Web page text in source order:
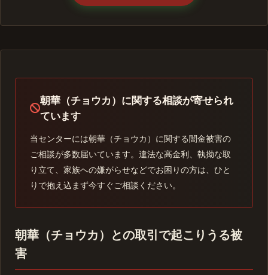
朝華（チョウカ）に関する相談が寄せられ
ています
当センターには朝華（チョウカ）に関する闇金被害の
ご相談が多数届いています。違法な高金利、執拗な取
り立て、家族への嫌がらせなどでお困りの方は、ひと
りで抱え込まず今すぐご相談ください。
朝華（チョウカ）との取引で起こりうる被
害